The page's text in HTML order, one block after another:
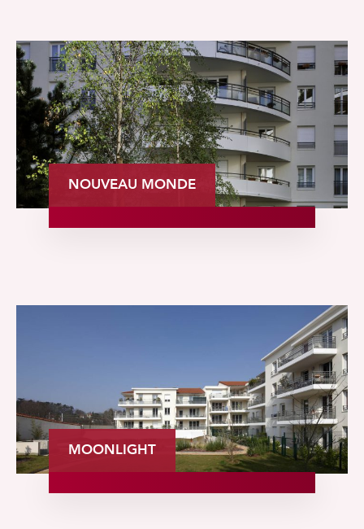
NOUVEAU MONDE
MOONLIGHT